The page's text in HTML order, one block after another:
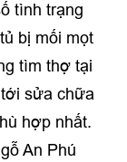
tình trạng
bị mối mọt
tìm thợ tại
sửa chữa
hợp nhất.
An Phú